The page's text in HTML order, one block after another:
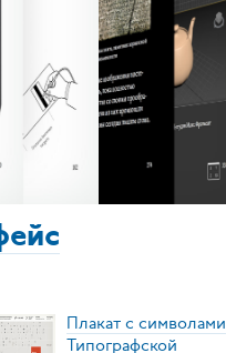
Плакат с символами
Типографской